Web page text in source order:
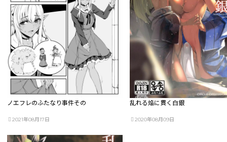
ノエフレのふたなり事件その
2021年08月17日
乱れる焔に貫く白銀
2020年08月09日